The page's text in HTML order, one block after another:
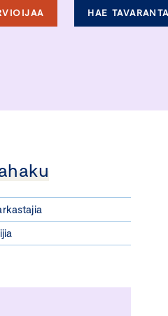
HAE